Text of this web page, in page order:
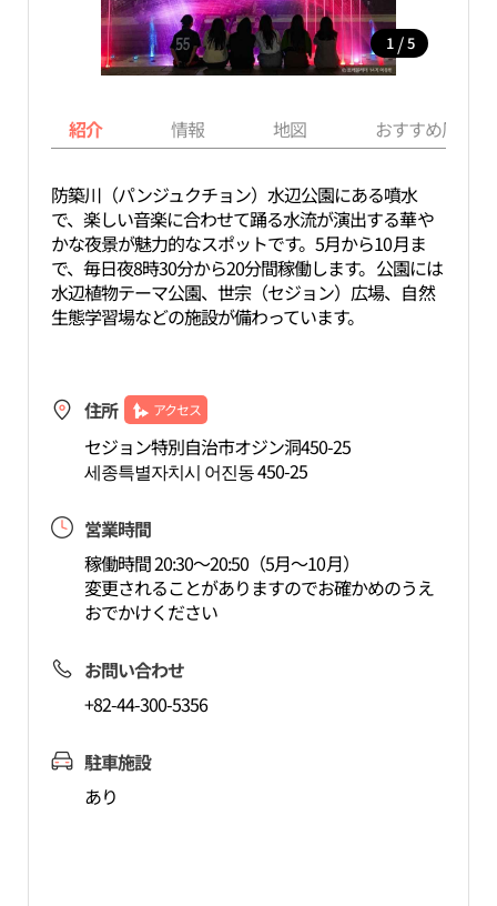
1 / 5
紹介 情報 地図 おすすめ周辺
防築川（パンジュクチョン）水辺公園にある噴水
で、楽しい音楽に合わせて踊る水流が演出する華や
かな夜景が魅力的なスポットです。5月から10月ま
で、毎日夜8時30分から20分間稼働します。公園には
水辺植物テーマ公園、世宗（セジョン）広場、自然
生態学習場などの施設が備わっています。
住所 アクセス
セジョン特別自治市オジン洞450-25
세종특별자치시 어진동 450-25
営業時間
稼働時間 20:30～20:50（5月～10月）
変更されることがありますのでお確かめのうえ
おでかけください
お問い合わせ
+82-44-300-5356
駐車施設
あり